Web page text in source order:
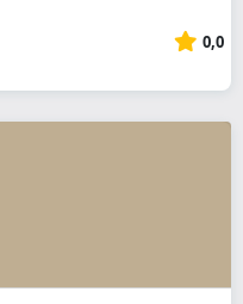
0,0